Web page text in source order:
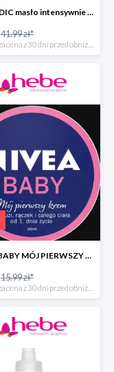
DERMEDIC masło intensywnie natłuszczające do twarzy i ciała
41.99 zł*
NIVEA BABY MÓJ PIERWSZY KREM
15.99 zł*
*najniższa cena z 30 dni przed obniżką